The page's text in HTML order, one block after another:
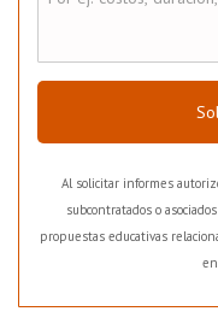
Al solicitar informes
subcontratados o
propuestas educativas